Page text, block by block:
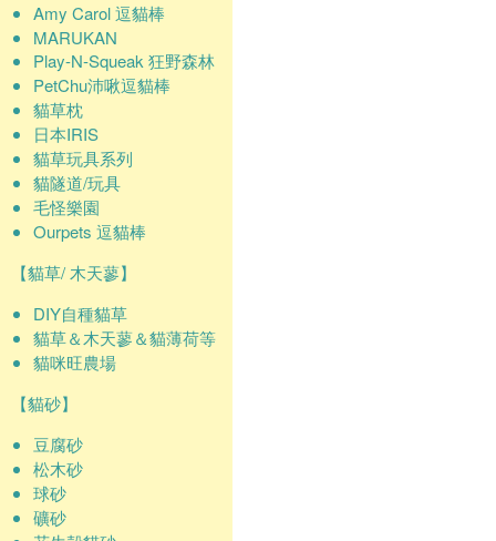
Amy Carol 逗貓棒
MARUKAN
Play-N-Squeak 狂野森林
PetChu沛啾逗貓棒
貓草枕
日本IRIS
貓草玩具系列
貓隧道/玩具
毛怪樂園
Ourpets 逗貓棒
【貓草/ 木天蓼】
DIY自種貓草
貓草＆木天蓼＆貓薄荷等
貓咪旺農場
【貓砂】
豆腐砂
松木砂
球砂
礦砂